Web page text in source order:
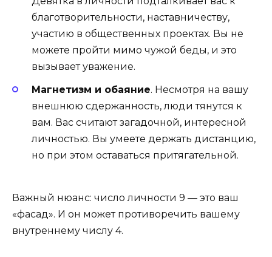
благотворительности, наставничеству,
участию в общественных проектах. Вы не
можете пройти мимо чужой беды, и это
вызывает уважение.
Магнетизм и обаяние. Несмотря на вашу
внешнюю сдержанность, люди тянутся к
вам. Вас считают загадочной, интересной
личностью. Вы умеете держать дистанцию,
но при этом оставаться притягательной.
Важный нюанс: число личности 9 — это ваш
«фасад». И он может противоречить вашему
внутреннему числу 4.